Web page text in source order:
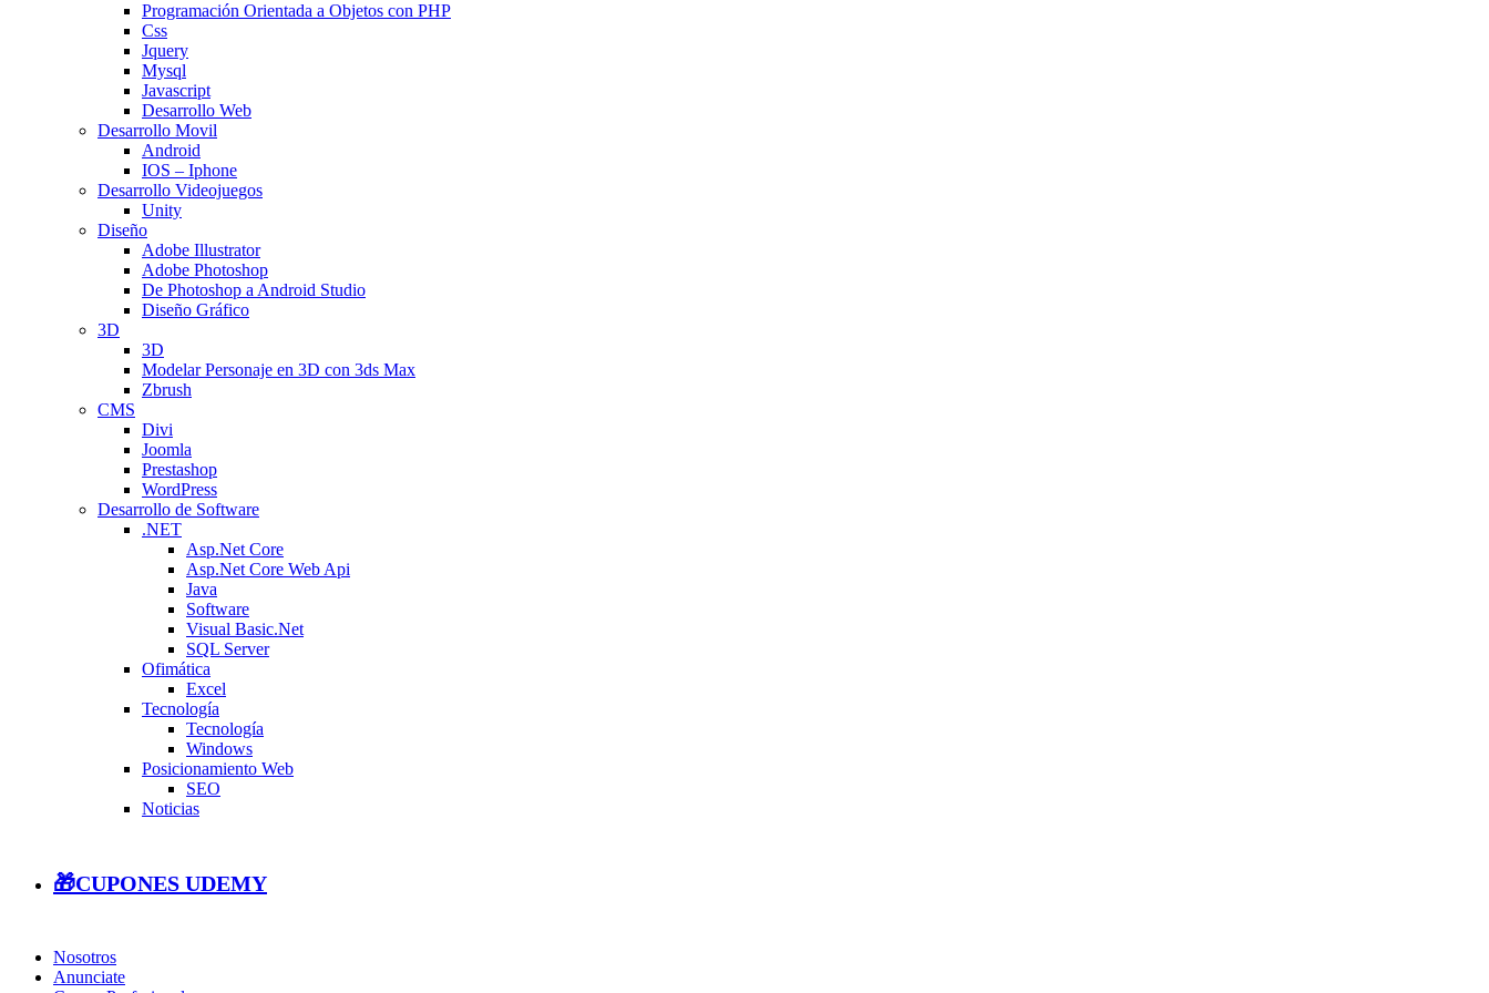
Programación Orientada a Objetos con PHP
Css
Jquery
Mysql
Javascript
Desarrollo Web
Desarrollo Movil
Android
IOS – Iphone
Desarrollo Videojuegos
Unity
Diseño
Adobe Illustrator
Adobe Photoshop
De Photoshop a Android Studio
Diseño Gráfico
3D
3D
Modelar Personaje en 3D con 3ds Max
Zbrush
CMS
Divi
Joomla
Prestashop
WordPress
Desarrollo de Software
.NET
Asp.Net Core
Asp.Net Core Web Api
Java
Software
Visual Basic.Net
SQL Server
Ofimática
Excel
Tecnología
Tecnología
Windows
Posicionamiento Web
SEO
Noticias
🎁CUPONES UDEMY
Nosotros
Anunciate